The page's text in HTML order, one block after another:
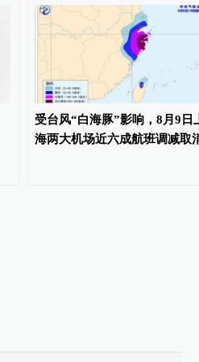
受台风“白海豚”影响，8月9日
海两大机场近六成航班调减取